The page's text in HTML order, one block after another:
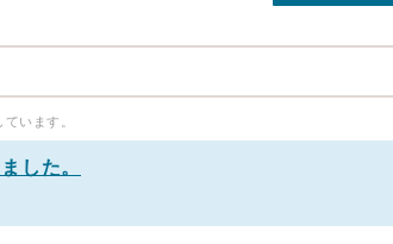
います。
した。